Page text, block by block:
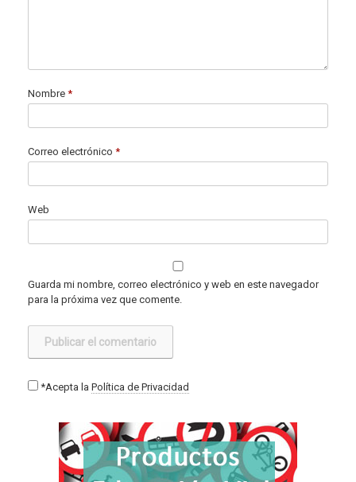
Nombre *
Correo electrónico *
Web
Guarda mi nombre, correo electrónico y web en este navegador
para la próxima vez que comente.
*Acepta la Política de Privacidad